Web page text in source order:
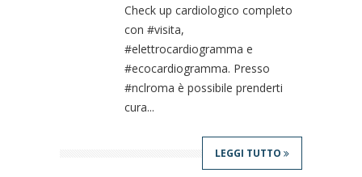
Check up cardiologico completo
con #visita,
#elettrocardiogramma e
#ecocardiogramma. Presso
#nclroma è possibile prenderti
cura...
LEGGI TUTTO